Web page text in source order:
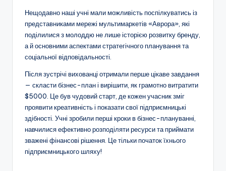
г
о
в
и
х
о
в
а
н
Нещодавно наші учні мали можливість поспілкуватись із
представниками мережі мультимаркетів «Аврора», які
поділилися з молоддю не лише історією розвитку бренду,
а й основними аспектами стратегічного планування та
соціальної відповідальності.
Після зустрічі вихованці отримали перше цікаве завдання
— скласти бізнес-план і вирішити, як грамотно витратити
$5000. Це був чудовий старт, де кожен учасник зміг
проявити креативність і показати свої підприємницькі
здібності. Учні зробили перші кроки в бізнес-плануванні,
навчилися ефективно розподіляти ресурси та приймати
зважені фінансові рішення. Це тільки початок їхнього
підприємницького шляху!